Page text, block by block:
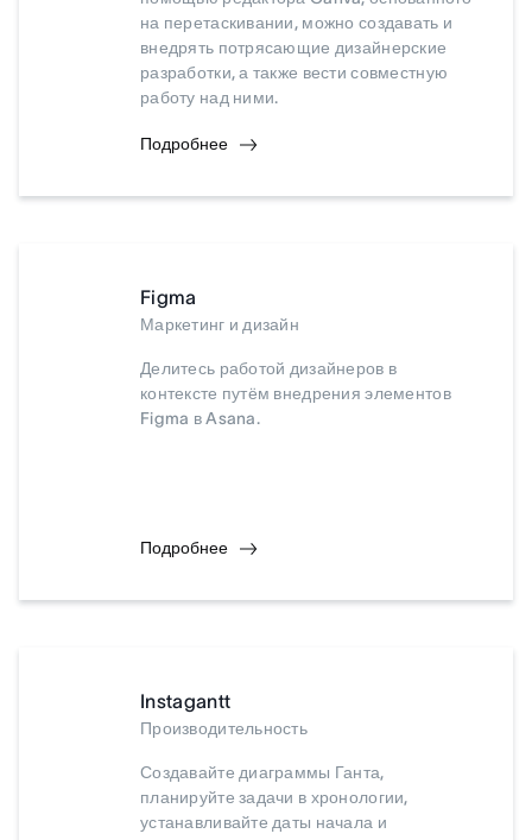
на перетаскивании, можно создавать и
внедрять потрясающие дизайнерские
разработки, а также вести совместную
работу над ними.
Подробнее
Figma
Маркетинг и дизайн
Делитесь работой дизайнеров в
контексте путём внедрения элементов
Figma в Asana.
Подробнее
Instagantt
Производительность
Создавайте диаграммы Ганта,
планируйте задачи в хронологии,
устанавливайте даты начала и